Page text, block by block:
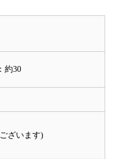
約30
ざいます)